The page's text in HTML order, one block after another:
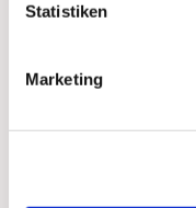
Statistiken
Marketing